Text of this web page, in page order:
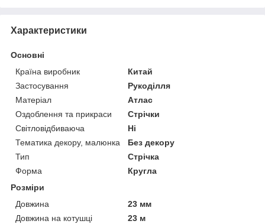
Характеристики
Основні
Країна виробник
Китай
Застосування
Рукоділля
Матеріал
Атлас
Оздоблення та прикраси
Стрічки
Світловідбиваюча
Ні
Тематика декору, малюнка
Без декору
Тип
Стрічка
Форма
Кругла
Розміри
Довжина
23 мм
Довжина на котушці
23 м